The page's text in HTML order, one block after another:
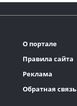
О портале
Правила сайта
Реклама
Обратная связь